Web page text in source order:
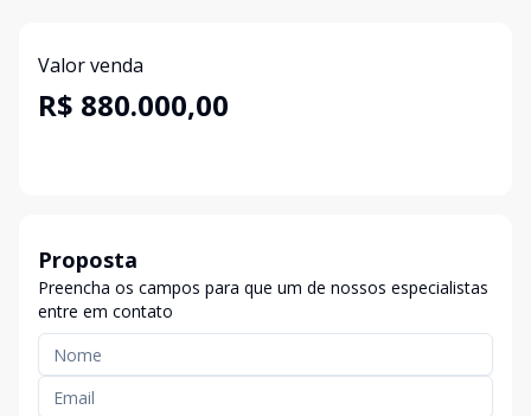
Valor venda
R$ 880.000,00
Proposta
Preencha os campos para que um de nossos especialistas
entre em contato